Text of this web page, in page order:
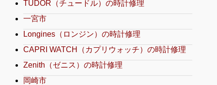
TUDOR（チュードル）の時計修理
一宮市
Longines（ロンジン）の時計修理
CAPRI WATCH（カプリウォッチ）の時計修理
Zenith（ゼニス）の時計修理
岡崎市